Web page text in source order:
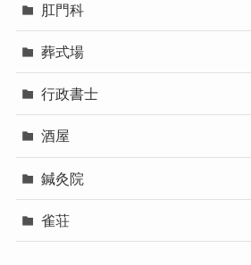
肛門科
葬式場
行政書士
酒屋
鍼灸院
雀荘